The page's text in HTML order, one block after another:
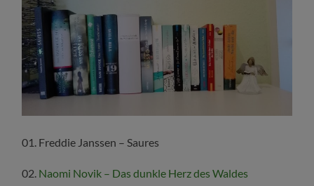
01. Freddie Janssen – Saures
02. Naomi Novik – Das dunkle Herz des Waldes